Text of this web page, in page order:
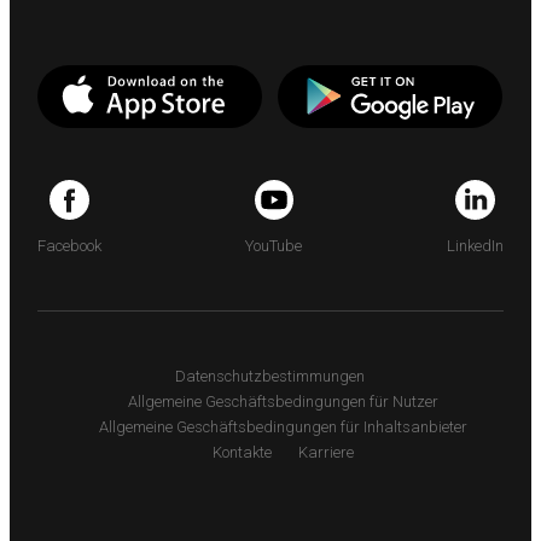
Facebook YouTube LinkedIn
Datenschutzbestimmungen
Allgemeine Geschäftsbedingungen für Nutzer
Allgemeine Geschäftsbedingungen für Inhaltsanbieter
Kontakte
Karriere